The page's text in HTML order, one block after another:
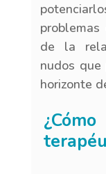
de la
nudos
horizonte